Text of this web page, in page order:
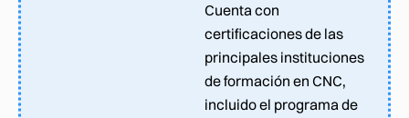
Cuenta con
certificaciones de las
principales instituciones
de formación en CNC,
incluido el programa de